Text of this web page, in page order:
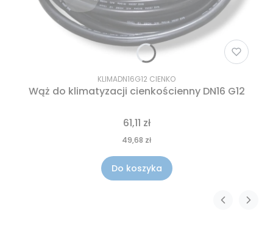
KLIMADN16G12 CIENKO
Wąż do klimatyzacji cienkościenny DN16 G12
61,11 zł
49,68 zł
Do koszyka